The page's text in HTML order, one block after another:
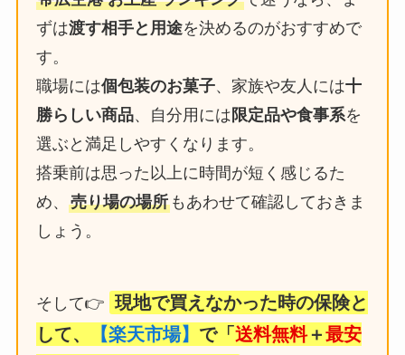
ずは渡す相手と用途を決めるのがおすすめで
す。
職場には個包装のお菓子、家族や友人には十
勝らしい商品、自分用には 限定品や食事系を
選ぶと満足しやすくなります。
搭乗前は思った以上に時間が短く感じるた
め、 売り場の場所もあわせて確認しておきま
しょう。
そして👉 現地で買えなかった時の保険と
して、
【楽天市場】 で「 送料無料＋最安